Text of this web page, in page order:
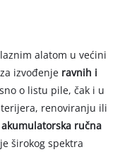
alatom u većini
izvođenje ravnih i
o listu pile, čak i u
renoviranju ili
ručna
širokog spektra